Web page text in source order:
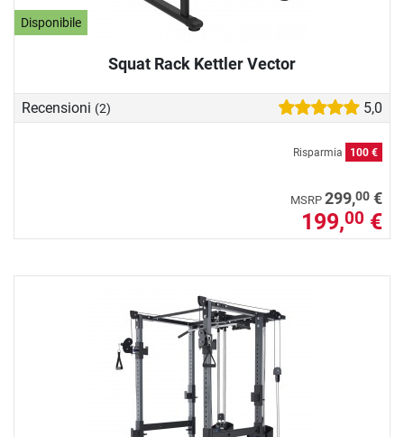
Disponibile
Squat Rack Kettler Vector
Recensioni (2) 5,0
Risparmia 100 €
MSRP 299,00 €
199,00 €